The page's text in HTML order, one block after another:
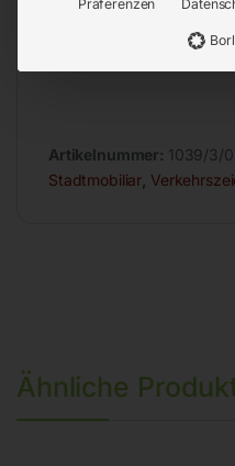
Artikelnummer: 1039/3/0
Stadtmobiliar
Ähnliche
Präferenzen